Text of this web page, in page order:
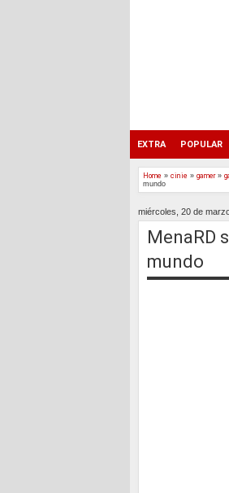
EXTRA POPULAR
Home » cinie » gamer»
mundo
miércoles, 20 de
MenaRD
mundo